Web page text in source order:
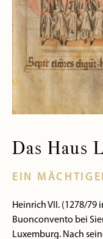
Das Haus
EIN
Heinrich VII. (1278/79
Buonconvento bei
Luxemburg. Nach